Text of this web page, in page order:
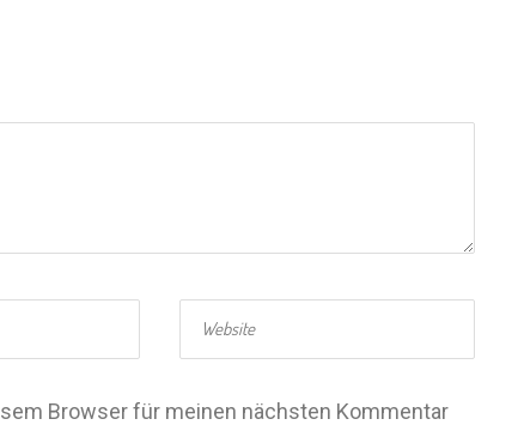
Browser für meinen nächsten Kommentar